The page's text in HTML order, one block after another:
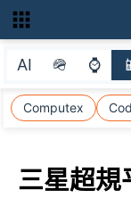
AI 🪖 ⌚ 📱
Computex
三星超規